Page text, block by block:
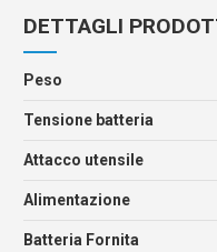
DETTAGLI
Peso
Tensione batteria
Attacco utensile
Alimentazione
Batteria Fornita